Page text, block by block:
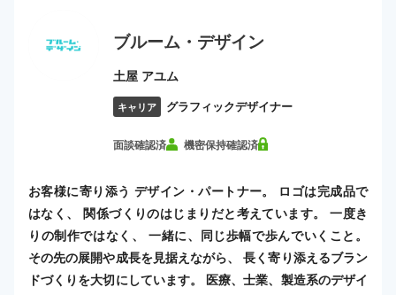
ブルーム・デザイン
土屋 アユム
キャリア グラフィックデザイナー
面談確認済 機密保持確認済
お客様に寄り添う デザイン・パートナー。 ロゴは完成品で
はなく、 関係づくりのはじまりだと考えています。 一度き
りの制作ではなく、 一緒に、同じ歩幅で歩んでいくこと。
その先の展開や成長を見据えながら、 長く寄り添えるブラン
ドづくりを大切にしています。 医療、士業、製造系のデザイ